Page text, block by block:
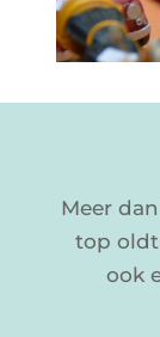
Meer
top
ook